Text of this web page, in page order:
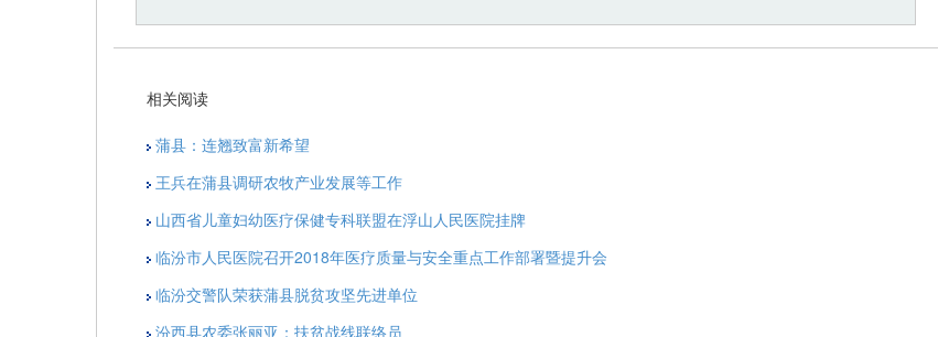
相关阅读
蒲县：连翘致富新希望
王兵在蒲县调研农牧产业发展等工作
山西省儿童妇幼医疗保健专科联盟在浮山人民医院挂牌
临汾市人民医院召开2018年医疗质量与安全重点工作部署暨提升会
临汾交警队荣获蒲县脱贫攻坚先进单位
汾西县农委张丽亚：扶贫战线联络员